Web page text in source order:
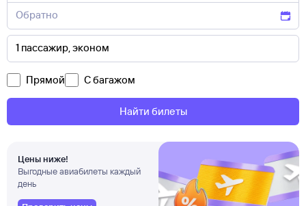
Прямой С багажом
Найти билеты
Цены ниже!
Выгодные авиабилеты каждый
день